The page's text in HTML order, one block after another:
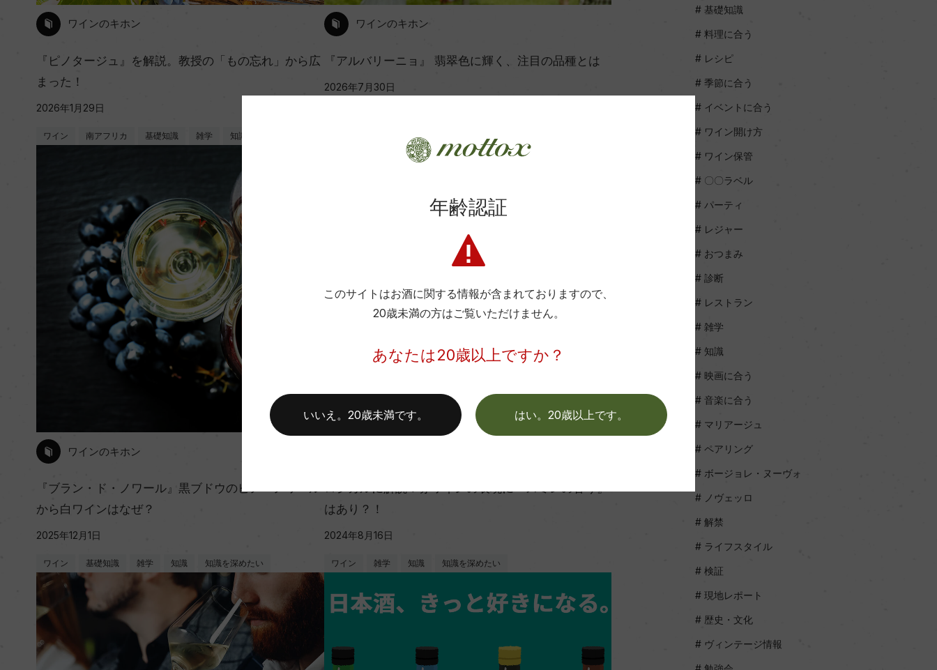
ワインのキホン
『ピノタージュ』を解説。教授の「もの忘れ」から広
まった！
2026年1月29日
ワイン 南アフリカ 基礎知識 雑学 知識
ワインのキホン
『アルバリーニョ』 翡翠色に輝く、注目の品種とは
2026年7月30日
ワインのキホン
『ブラン・ド・ノワール』黒ブドウのピノ・ノワール
から白ワインはなぜ？
2025年12月1日
ワイン 基礎知識 雑学 知識 知識を深めたい
ロジカルに解説！赤ワインの表現に『スミレの香り』
はあり？！
2024年8月16日
ワイン 雑学 知識 知識を深めたい
基礎知識
料理に合う
レシピ
季節に合う
イベントに合う
ワイン開け方
ワイン保管
〇〇ラベル
パーティ
レジャー
おつまみ
診断
レストラン
雑学
知識
映画に合う
音楽に合う
マリアージュ
ペアリング
ボージョレ・ヌーヴォ
ノヴェッロ
解禁
ライフスタイル
検証
現地レポート
歴史・文化
ヴィンテージ情報
年齢認証
このサイトはお酒に関する情報が含まれておりますので、
20歳未満の方はご覧いただけません。
あなたは20歳以上ですか？
はい。20歳以上です。
いいえ。20歳未満です。